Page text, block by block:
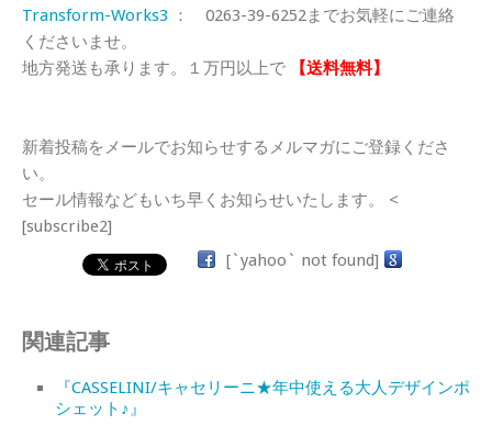
Transform-Works3 ： 0263-39-6252までお気軽にご連絡
くださいませ。
地方発送も承ります。１万円以上で
【送料無料】
新着投稿をメールでお知らせするメルマガにご登録くださ
い。
セール情報などもいち早くお知らせいたします。 <
[subscribe2]
[`yahoo` not found]
関連記事
『CASSELINI/キャセリーニ★年中使える大人デザインポ
シェット♪』